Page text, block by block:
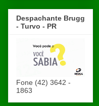
Despachante Brugg
- Turvo - PR
Fone (42) 3642 -
1863